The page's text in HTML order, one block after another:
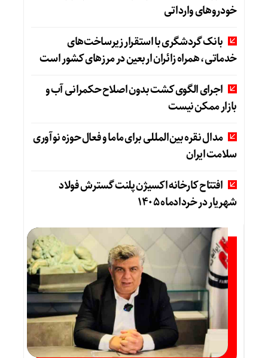
خودروهای وارداتی
بانک گردشگری با استقرار زیرساخت‌های
خدماتی، همراه زائران اربعین در مرزهای کشور است
اجرای الگوی کشت بدون اصلاح حکمرانی آب و
بازار ممکن نیست
مدال نقره بین‌المللی برای ماما و فعال حوزه نوآوری
سلامت ایران
افتتاح کارخانه اکسیژن پلنت گسترش فولاد
شهریار در خردادماه ۱۴۰۵